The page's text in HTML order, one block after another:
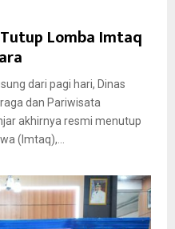
Lomba Imtaq
dari pagi hari, Dinas
dan Pariwisata
akhirnya resmi menutup
(Imtaq),...